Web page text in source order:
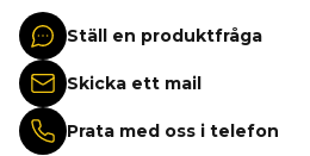
Ställ en produktfråga
Skicka ett mail
Prata med oss i telefon